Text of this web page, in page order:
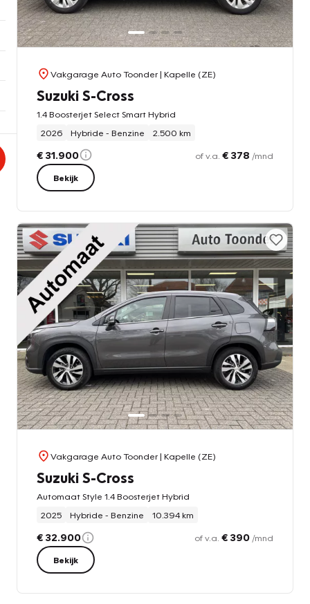
Vakgarage Auto Toonder| Kapelle (ZE)
Suzuki S-Cross
1.4 Boosterjet Select Smart Hybrid
2026
Hybride - Benzine 2.500 km
€ 31.900 of v.a. € 378 /mnd
Bekijk
Vakgarage Auto Toonder| Kapelle (ZE)
Suzuki S-Cross
Automaat Style 1.4 Boosterjet Hybrid
2025
Hybride - Benzine 10.394 km
€ 32.900 of v.a. € 390 /mnd
Bekijk